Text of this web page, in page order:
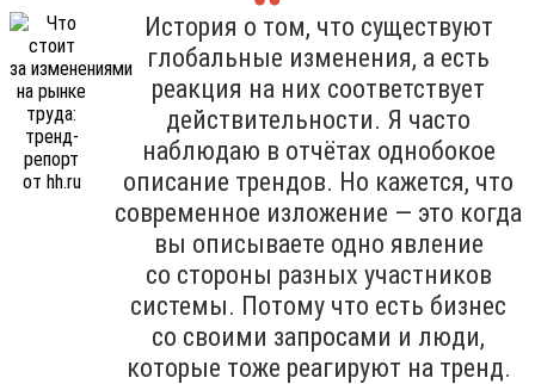
История о том, что существуют
глобальные изменения, а есть
реакция на них соответствует
действительности. Я часто
наблюдаю в отчётах однобокое
описание трендов. Но кажется, что
современное изложение — это когда
вы описываете одно явление
со стороны разных участников
системы. Потому что есть бизнес
со своими запросами и люди,
которые тоже реагируют на тренд.